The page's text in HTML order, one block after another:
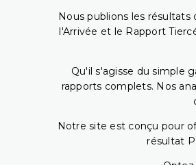
Nous publions les
l'Arrivée et le Rapport
Qu'il s'agisse du simple
rapports complets. Nos
Notre site est conçu pour
résultat